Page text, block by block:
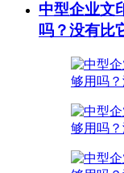
中型企业文
吗？没有比